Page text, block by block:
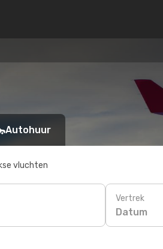
Autohuur
vluchten
Vertrek
Datum